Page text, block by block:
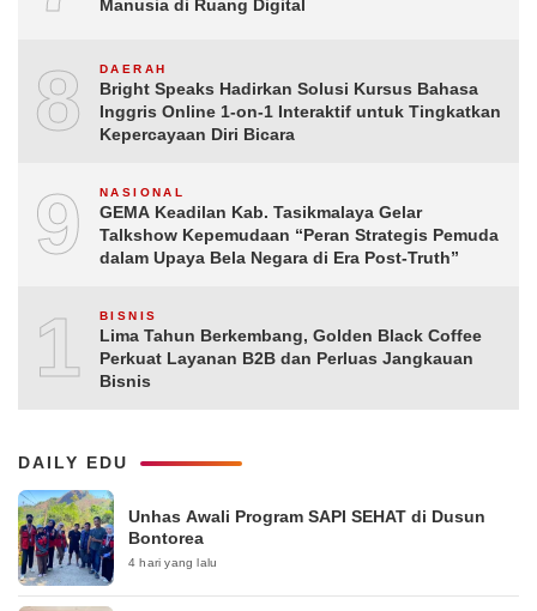
Manusia di Ruang Digital
8 DAERAH
Bright Speaks Hadirkan Solusi Kursus Bahasa
Inggris Online 1-on-1 Interaktif untuk Tingkatkan
Kepercayaan Diri Bicara
9 NASIONAL
GEMA Keadilan Kab. Tasikmalaya Gelar
Talkshow Kepemudaan “Peran Strategis Pemuda
dalam Upaya Bela Negara di Era Post-Truth”
10BISNIS
Lima Tahun Berkembang, Golden Black Coffee
Perkuat Layanan B2B dan Perluas Jangkauan
Bisnis
DAILY EDU
Unhas Awali Program SAPI SEHAT di Dusun
Bontorea
4 hari yang lalu